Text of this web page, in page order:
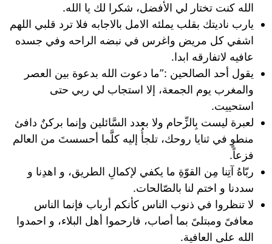
الله كنت تختار لي الأفضل، شكرا لك يا الله.
يارب ناديتك بقلب يملئه الامل بالاجابه فلا ترد قلبي اللهم
اشفي كل مريض واغرس في نبضه الراحه وفي جسده
عافيه لاتفارقه ابدا.
يقول أحد الصالحين :”ما دعوت الله بدعوة بين العصر
والمغرب يوم الجمعة، إلا استجاب لي ربي حتى
استحييت.
لعبرة ليست بِالزِّحام ولا بعدد السَّائلين وإنما بركنٌ دافئ
منطوٍ في ثنايا روحك، تلجأُ إليه كلَّما أحسستَ من العالم
فزعاً.
ربّاهُ آتِنا مِن القوّةِ ما يكفي لإكمالِ الطريق، و اهدِنا و
سددنا و اختم لنا بالصّالحات.
لا تنظروا في ذنوب الناس كأنكم أرباب فإنما الناس
معافىً ومبتلىً بما أصاب، فارحموا أهل البلاء، و احمدوا
الله على العافية.